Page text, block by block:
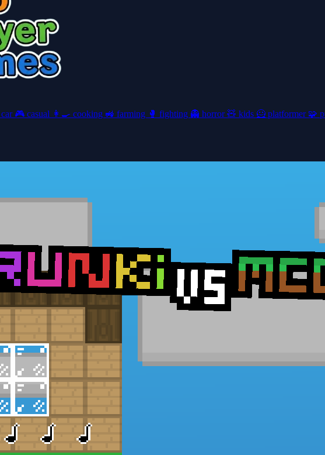
car 🎮 casual 👩‍🍳 cooking 🚜 farming 🥊 fighting 👻 horror🧸 kids 🦸 platformer 🧩